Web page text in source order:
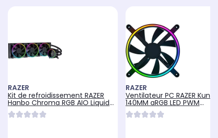
RAZER
Kit de refroidissement RAZER
Hanbo Chroma RGB AIO Liquid
Cooler 360MM
RAZER
Ventilateur PC RAZER Kunai
140MM aRGB LED PWM
Performance Fan